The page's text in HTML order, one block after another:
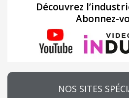
Découvrez
Abonnez-
NOS SITES